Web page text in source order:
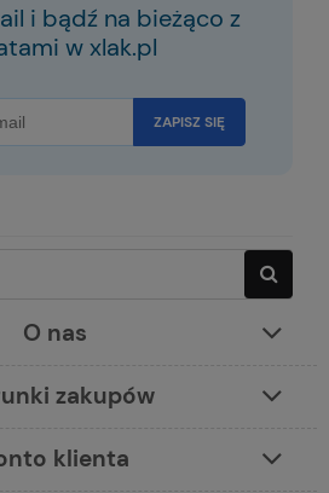
i bądź na bieżąco z
w xlak.pl
ZAPISZ SIĘ
O nas
zakupów
klienta